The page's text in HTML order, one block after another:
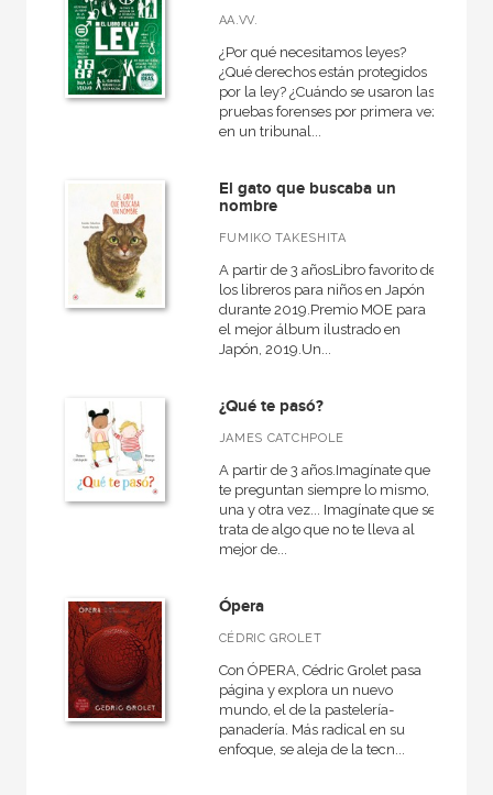
AA.VV.
¿Por qué necesitamos leyes?
¿Qué derechos están protegidos
por la ley? ¿Cuándo se usaron las
pruebas forenses por primera vez
en un tribunal...
El gato que buscaba un
nombre
FUMIKO TAKESHITA
A partir de 3 añosLibro favorito de
los libreros para niños en Japón
durante 2019.Premio MOE para
el mejor álbum ilustrado en
Japón, 2019.Un...
¿Qué te pasó?
JAMES CATCHPOLE
A partir de 3 años.Imagínate que
te preguntan siempre lo mismo,
una y otra vez... Imagínate que se
trata de algo que no te lleva al
mejor de...
Ópera
CÉDRIC GROLET
Con ÓPERA, Cédric Grolet pasa
página y explora un nuevo
mundo, el de la pastelería-
panadería. Más radical en su
enfoque, se aleja de la tecn...